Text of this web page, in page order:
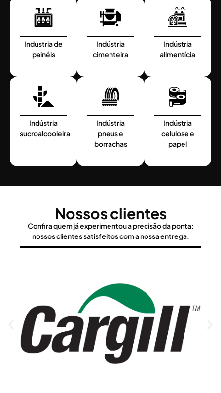
Indústria de
painéis
Indústria
cimenteira
Indústria
alimentícia
Indústria
sucroalcooleira
Indústria
pneus e
borrachas
Indústria
celulose e
papel
Nossos clientes
Confira quem já experimentou a precisão da ponta:
nossos clientes satisfeitos com a nossa entrega.